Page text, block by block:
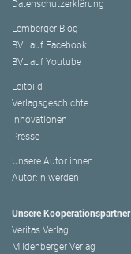
Datenschutzerklärung
Lemberger Blog
BVL auf Facebook
BVL auf Youtube
Leitbild
Verlagsgeschichte
Innovationen
Presse
Unsere Autor:innen
Autor:in werden
Unsere Kooperationspartner
Veritas Verlag
Mildenberger Verlag